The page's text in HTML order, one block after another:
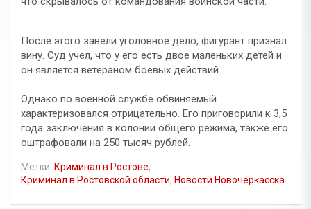
После этого завели уголовное дело, фигурант признал
вину. Суд учел, что у его есть двое маленьких детей и
он является ветераном боевых действий.⠀
Однако по военной службе обвиняемый
характеризовался отрицательно. Его приговорили к 3,5
года заключения в колонии общего режима, также его
оштрафовали на 250 тысяч рублей.
Метки: Криминал в Ростове,
Криминал в Ростовской области, Новости Новочеркасска